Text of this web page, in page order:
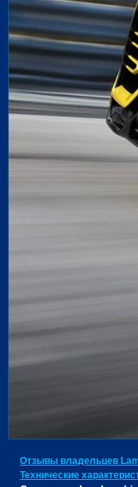
Отзывы владельцев
Технические